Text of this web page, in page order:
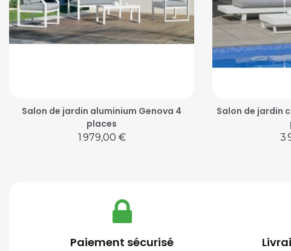
Salon de jardin aluminium Genova 4
places
Prix
1 979,00 €
Salon de jardin
3
Paiement sécurisé